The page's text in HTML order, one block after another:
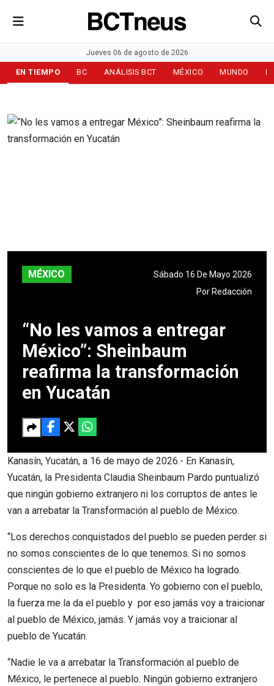
Jueves 06 de agosto de 2026
EN TIEMPO BC ANÁLISIS BCT MÉXICO MUNDO
MÉXICO
Sábado 16 De Mayo 2026
Por Redacción
“No les vamos a entregar
México”: Sheinbaum
reafirma la transformación
en Yucatán
Kanasín, Yucatán, a 16 de mayo de 2026.- En Kanasín,
Yucatán, la Presidenta Claudia Sheinbaum Pardo puntualizó
que ningún gobierno extranjero ni los corruptos de antes le
van a arrebatar la Transformación al pueblo de México.
“Los derechos conquistados del pueblo se pueden perder si
no somos conscientes de lo que tenemos. Si no somos
conscientes de lo que el pueblo de México ha logrado.
Porque no solo es la Presidenta. Yo gobierno con el pueblo,
la fuerza me la da el pueblo y por eso jamás voy a traicionar
al pueblo de México, jamás. Y jamás voy a traicionar al
pueblo de Yucatán.
“Nadie le va a arrebatar la Transformación al pueblo de
México, le pertenece al pueblo. Ningún gobierno extranjero